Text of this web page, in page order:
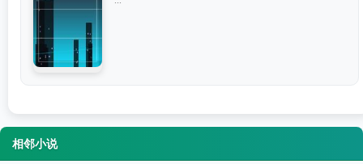
相邻小说